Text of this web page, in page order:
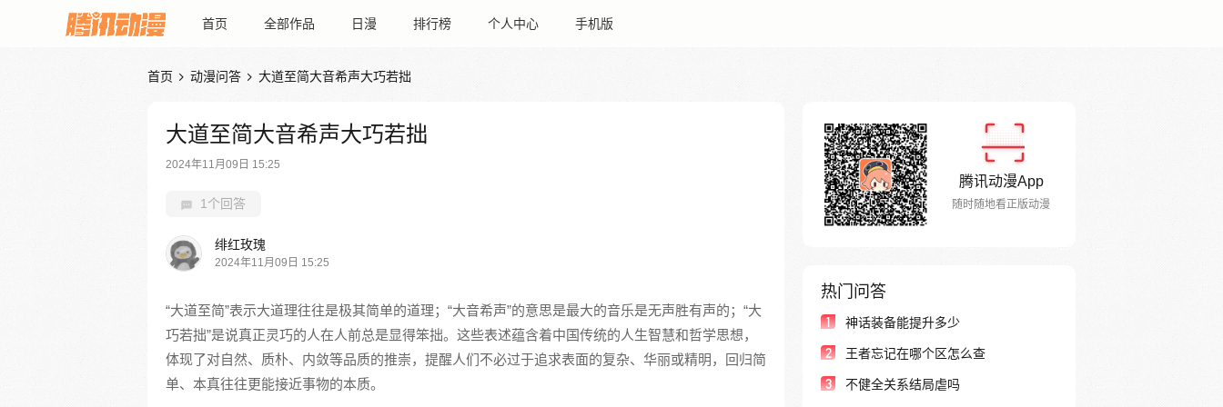
首页 全部作品 日漫 排行榜 个人中心 手机版
首页  动漫问答  大道至简大音希声大巧若拙
大道至简大音希声大巧若拙
2024年11月09日 15:25
1个回答
绯红玫瑰
2024年11月09日 15:25
“大道至简”表示大道理往往是极其简单的道理；“大音希声”的意思是最大的音乐是无声胜有声的；“大
巧若拙”是说真正灵巧的人在人前总是显得笨拙。这些表述蕴含着中国传统的人生智慧和哲学思想，
体现了对自然、质朴、内敛等品质的推崇，提醒人们不必过于追求表面的复杂、华丽或精明，回归简
单、本真往往更能接近事物的本质。
腾讯动漫App
随时随地看正版动漫
热门问答
1 神话装备能提升多少
2 王者忘记在哪个区怎么查
3 不健全关系结局虐吗